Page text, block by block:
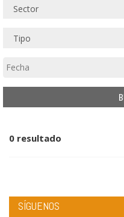
0 resultado
SÍGUENOS